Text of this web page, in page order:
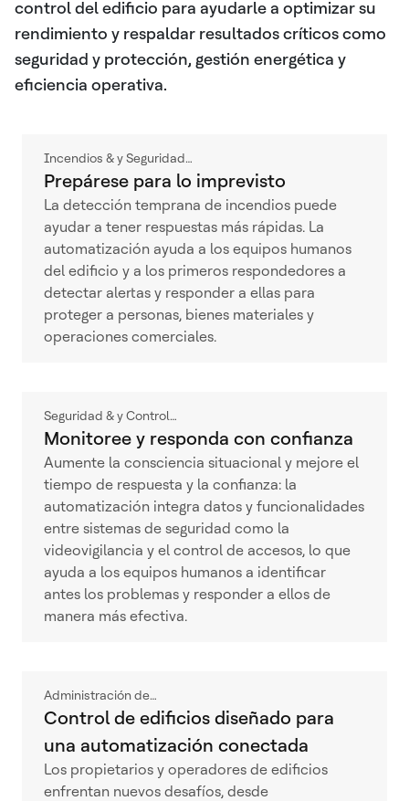
control del edificio para ayudarle a optimizar su
rendimiento y respaldar resultados críticos como
seguridad y protección, gestión energética y
eficiencia operativa.
Incendios & y Seguridad…
Prepárese para lo imprevisto
La detección temprana de incendios puede
ayudar a tener respuestas más rápidas. La
automatización ayuda a los equipos humanos
del edificio y a los primeros respondedores a
detectar alertas y responder a ellas para
proteger a personas, bienes materiales y
operaciones comerciales.
Seguridad & y Control…
Monitoree y responda con confianza
Aumente la consciencia situacional y mejore el
tiempo de respuesta y la confianza: la
automatización integra datos y funcionalidades
entre sistemas de seguridad como la
videovigilancia y el control de accesos, lo que
ayuda a los equipos humanos a identificar
antes los problemas y responder a ellos de
manera más efectiva.
Administración de…
Control de edificios diseñado para
una automatización conectada
Los propietarios y operadores de edificios
enfrentan nuevos desafíos, desde